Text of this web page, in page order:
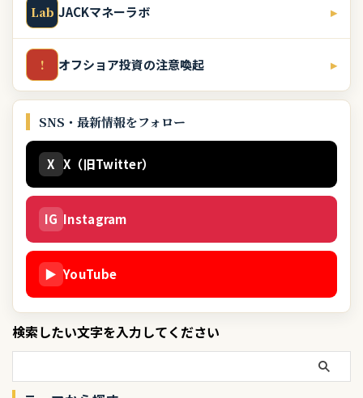
Lab JACKマネーラボ ▸
! オフショア投資の注意喚起 ▸
SNS・最新情報をフォロー
X X（旧Twitter）
IG Instagram
▶ YouTube
検索したい文字を入力してください